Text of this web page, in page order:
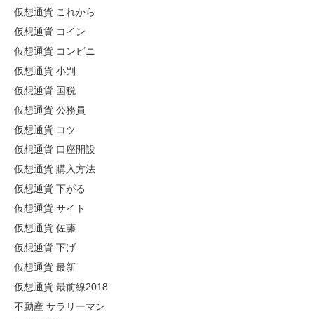
仮想通貨 これから
仮想通貨 コイン
仮想通貨 コンビニ
仮想通貨 小判
仮想通貨 国税
仮想通貨 公務員
仮想通貨 コツ
仮想通貨 口座開設
仮想通貨 購入方法
仮想通貨 下がる
仮想通貨 サイト
仮想通貨 佐藤
仮想通貨 下げ
仮想通貨 最新
仮想通貨 最前線2018
不動産 サラリーマン